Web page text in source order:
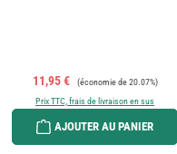
Prix de vente :
11,95 € Prix régulier :
(économie de 20.07%)
Prix TTC, frais de livraison en sus
AJOUTER AU PANIER